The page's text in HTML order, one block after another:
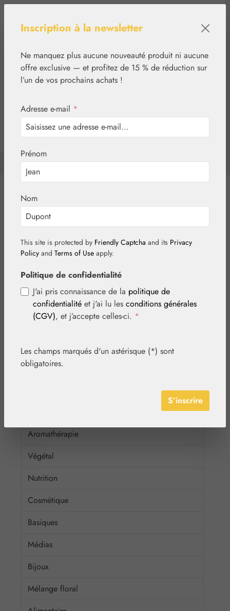
tcinn-a11y-toolbar.show
✿
Essences florales
Coffrets complets
Australian Bush Flowers Essences®
Bach® Original
Rescue® + Rescura®
DEVA
FES Quintessentials
Healing Herbs®
Aromathérapie
Végétal
Nutrition
Cosmétique
Basiques
Médias
Bijoux
Mélange floral
Inscription à la newsletter
Ne manquez plus aucune nouveauté produit ni aucune
offre exclusive — et profitez de 15 % de réduction sur
l’un de vos prochains achats !
Adresse e-mail *
Prénom
Nom
This site is protected by Friendly Captcha and its Privacy
Policy and Terms of Use apply.
Politique de confidentialité
J'ai pris connaissance de la politique de
confidentialité et j'ai lu les conditions générales
(CGV), et j’accepte celles-ci. *
Les champs marqués d'un astérisque (*) sont
obligatoires.
S’inscrire